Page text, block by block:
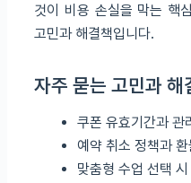
것이 비용 손실을 막는 핵
고민과 해결책입니다.
자주 묻는 고민과 해
쿠폰 유효기간과 관
예약 취소 정책과 환
맞춤형 수업 선택